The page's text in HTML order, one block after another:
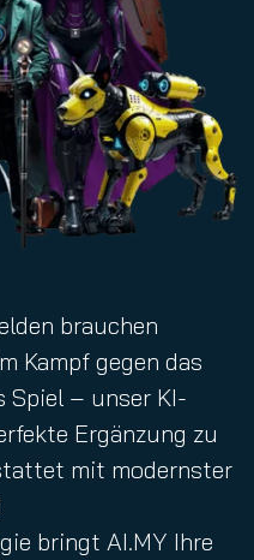
brauchen
Kampf gegen das
Spiel – unser KI-
Ergänzung zu
mit modernster
bringt AI.MY Ihre